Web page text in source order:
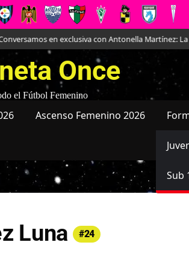
en exclusiva con Antonella Martínez: La joya
Once
el Fútbol Femenino
Ascenso Femenino 2026
Sub
Luna #24